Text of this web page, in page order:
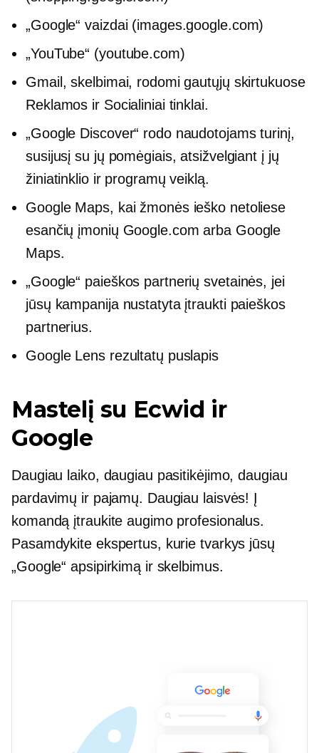
„Google“ vaizdai (images.google.com)
„YouTube“ (youtube.com)
Gmail, skelbimai, rodomi gautųjų skirtukuose
Reklamos ir Socialiniai tinklai.
„Google Discover“ rodo naudotojams turinį,
susijusį su jų pomėgiais, atsižvelgiant į jų
žiniatinklio ir programų veiklą.
Google Maps, kai žmonės ieško netoliese
esančių įmonių Google.com arba Google
Maps.
„Google“ paieškos partnerių svetainės, jei
jūsų kampanija nustatyta įtraukti paieškos
partnerius.
Google Lens rezultatų puslapis
Mastelį su Ecwid ir
Google
Daugiau laiko, daugiau pasitikėjimo, daugiau
pardavimų ir pajamų. Daugiau laisvės! Į
komandą įtraukite augimo profesionalus.
Pasamdykite ekspertus, kurie tvarkys jūsų
„Google“ apsipirkimą ir skelbimus.